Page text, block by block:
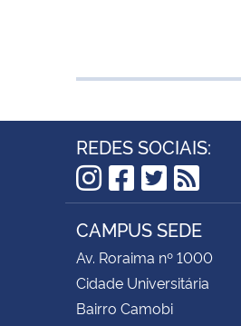
REDES SOCIAIS:
Instagram
Facebook
Twitter
RSS
CAMPUS SEDE
Av. Roraima nº 1000
Cidade Universitária
Bairro Camobi